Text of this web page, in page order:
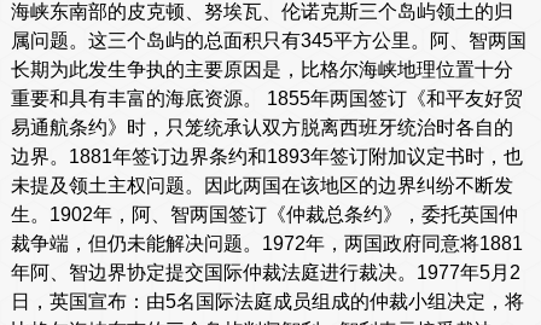
海峡东南部的皮克顿、努埃瓦、伦诺克斯三个岛屿领土的归
属问题。这三个岛屿的总面积只有345平方公里。阿、智两国
长期为此发生争执的主要原因是，比格尔海峡地理位置十分
重要和具有丰富的海底资源。 1855年两国签订《和平友好贸
易通航条约》时，只笼统承认双方脱离西班牙统治时各自的
边界。1881年签订边界条约和1893年签订附加议定书时，也
未提及领土主权问题。因此两国在该地区的边界纠纷不断发
生。1902年，阿、智两国签订《仲裁总条约》，委托英国仲
裁争端，但仍未能解决问题。1972年，两国政府同意将1881
年阿、智边界协定提交国际仲裁法庭进行裁决。1977年5月2
日，英国宣布：由5名国际法庭成员组成的仲裁小组决定，将